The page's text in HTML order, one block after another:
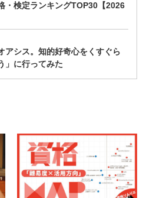
・検定ランキングTOP30【2026
アシス。知的好奇心をくすぐら
」に行ってみた